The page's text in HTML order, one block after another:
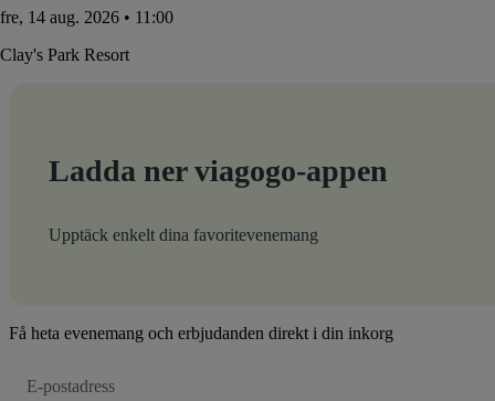
fre, 14 aug. 2026 • 11:00
Clay's Park Resort
Ladda ner viagogo-appen
Upptäck enkelt dina favoritevenemang
Få heta evenemang och erbjudanden direkt i din inkorg
postadress